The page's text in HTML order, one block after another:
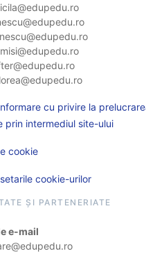
cu privire la
prin intermediul site-ului
cookie
cookie-urilor
ȘI PARTENERIATE
e-mail